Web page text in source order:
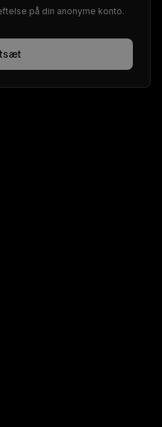
på din anonyme konto.